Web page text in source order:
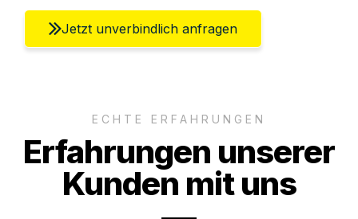
Jetzt unverbindlich anfragen
ECHTE ERFAHRUNGEN
Erfahrungen unserer
Kunden mit uns